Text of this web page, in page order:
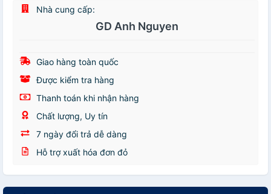
Nhà cung cấp:
GD Anh Nguyen
Giao hàng toàn quốc
Được kiểm tra hàng
Thanh toán khi nhận hàng
Chất lượng, Uy tín
7 ngày đổi trả dễ dàng
Hỗ trợ xuất hóa đơn đỏ